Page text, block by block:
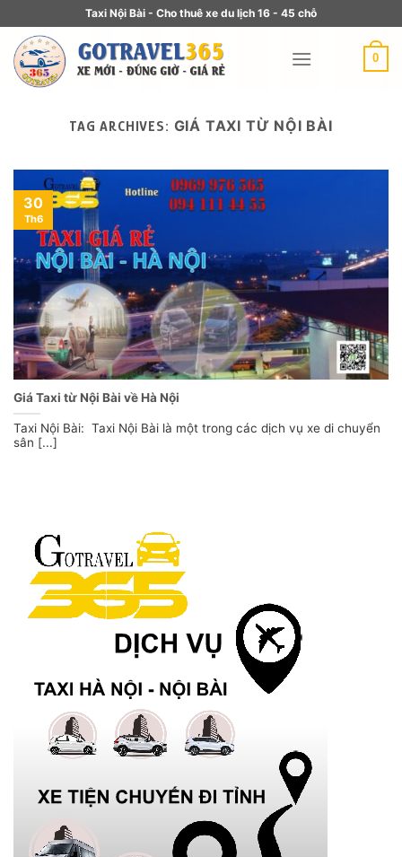
Taxi Nội Bài - Cho thuê xe du lịch 16 - 45 chỗ
0
TAG ARCHIVES: GIÁ TAXI TỪ NỘI BÀI
Giá Taxi từ Nội Bài về Hà Nội
Taxi Nội Bài: Taxi Nội Bài là một trong các dịch vụ xe di chuyển
sân [...]
30
Th6